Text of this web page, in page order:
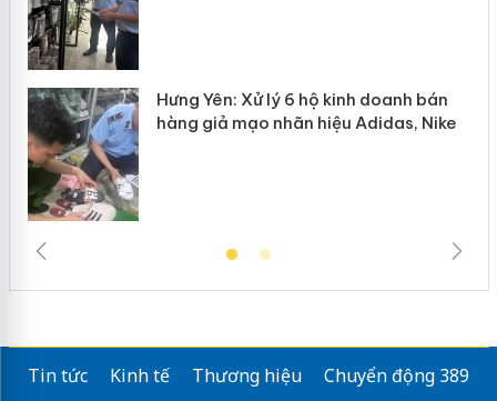
Hưng Yên: Xử lý 6 hộ kinh doanh bán
hàng giả mạo nhãn hiệu Adidas, Nike
Tin tức Kinh tế Thương hiệu
Chuyển động 389